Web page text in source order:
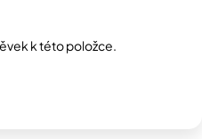
k této položce.